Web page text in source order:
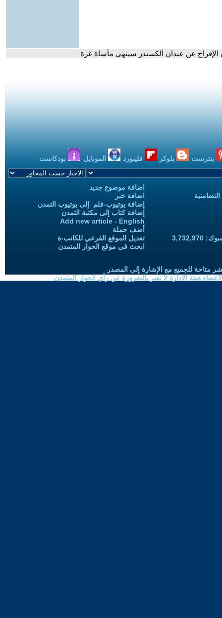
الإفراج عن عيدان ألكسندر سينهي مأساة غزة
بنترست بلوكر فليبورد الموبايل بودكاست
اضافة موضوع جديد
اضافة خبر
إضافة يوتيوب-فلم إلى يوتيوب التمدن
إضافة كتاب إلى مكتبة التمدن
Add new article - English
أضف حملة
تعديل الموقع الفرعي للكاتب-ة
ابحث في موقع الحوار المتمدن
متاحة للجميع مع الإشارة إلى المصدر
هيئة الادارة لا تعبر بالضرورة عن رأي الحوار المتمدن